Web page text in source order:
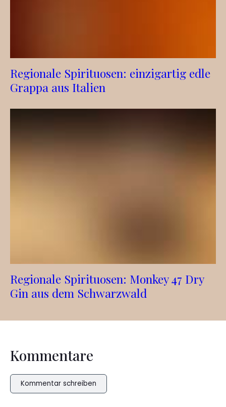
Regionale Spirituosen: einzigartig edle
Grappa aus Italien
Regionale Spirituosen: Monkey 47 Dry
Gin aus dem Schwarzwald
Kommentare
Kommentar schreiben